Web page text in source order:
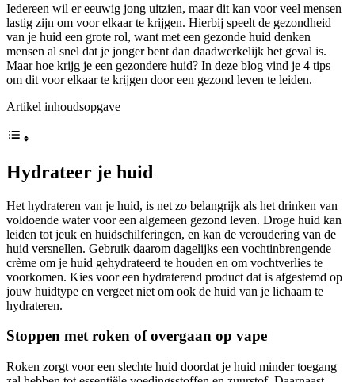
Iedereen wil er eeuwig jong uitzien, maar dit kan voor veel mensen
lastig zijn om voor elkaar te krijgen. Hierbij speelt de gezondheid
van je huid een grote rol, want met een gezonde huid denken
mensen al snel dat je jonger bent dan daadwerkelijk het geval is.
Maar hoe krijg je een gezondere huid? In deze blog vind je 4 tips
om dit voor elkaar te krijgen door een gezond leven te leiden.
Artikel inhoudsopgave
Hydrateer je huid
Het hydrateren van je huid, is net zo belangrijk als het drinken van
voldoende water voor een algemeen gezond leven. Droge huid kan
leiden tot jeuk en huidschilferingen, en kan de veroudering van de
huid versnellen. Gebruik daarom dagelijks een vochtinbrengende
crème om je huid gehydrateerd te houden en om vochtverlies te
voorkomen. Kies voor een hydraterend product dat is afgestemd op
jouw huidtype en vergeet niet om ook de huid van je lichaam te
hydrateren.
Stoppen met roken of overgaan op vape
Roken zorgt voor een slechte huid doordat je huid minder toegang